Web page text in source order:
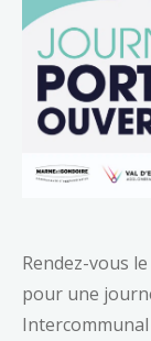
Rendez-vous
pour une
Intercommunal